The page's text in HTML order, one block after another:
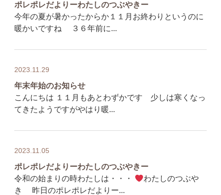
ポレポレだよりーわたしのつぶやきー
今年の夏が暑かったからか１１月お終わりというのに
暖かいですね ３６年前に...
2023.11.29
年末年始のお知らせ
こんにちは １１月もあとわずかです 少しは寒くなっ
てきたようですがやはり暖...
2023.11.05
ポレポレだよりーわたしのつぶやきー
令和の始まりの時わたしは・・・
わたしのつぶや
き 昨日のポレポレだよりー...